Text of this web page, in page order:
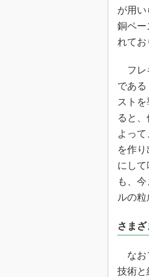
が用い
銅ペー
れてお
フレ
であ
スト
ると
よっ
を作
にし
も、
ルの粒
さま
なお
技術と